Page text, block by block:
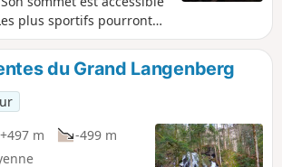
plus sportifs pourront
au départ de Sewen, qui
curiosités, en particulier
retour se fait en grande
pour des vues qui vont
sommets alpins
permet. De nombreux
et permettent de
du Grand Langenberg
+497 m
-499 m